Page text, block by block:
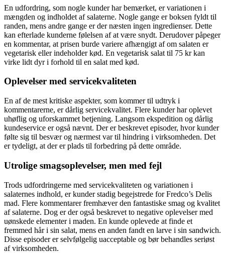
En udfordring, som nogle kunder har bemærket, er variationen i
mængden og indholdet af salaterne. Nogle gange er boksen fyldt til
randen, mens andre gange er der næsten ingen ingredienser. Dette
kan efterlade kunderne følelsen af at være snydt. Derudover påpeger
en kommentar, at prisen burde variere afhængigt af om salaten er
vegetarisk eller indeholder kød. En vegetarisk salat til 75 kr kan
virke lidt dyr i forhold til en salat med kød.
Oplevelser med servicekvaliteten
En af de mest kritiske aspekter, som kommer til udtryk i
kommentarerne, er dårlig servicekvalitet. Flere kunder har oplevet
uhøflig og uforskammet betjening. Langsom ekspedition og dårlig
kundeservice er også nævnt. Der er beskrevet episoder, hvor kunder
følte sig til besvær og nærmest var til hindring i virksomheden. Det
er tydeligt, at der er plads til forbedring på dette område.
Utrolige smagsoplevelser, men med fejl
Trods udfordringerne med servicekvaliteten og variationen i
salaternes indhold, er kunder stadig begejstrede for Fredco’s Delis
mad. Flere kommentarer fremhæver den fantastiske smag og kvalitet
af salaterne. Dog er der også beskrevet to negative oplevelser med
uønskede elementer i maden. En kunde oplevede at finde et
fremmed hår i sin salat, mens en anden fandt en larve i sin sandwich.
Disse episoder er selvfølgelig uacceptable og bør behandles seriøst
af virksomheden.